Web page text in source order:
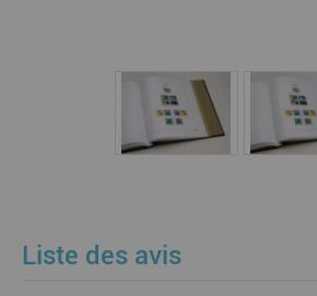
Liste des avis